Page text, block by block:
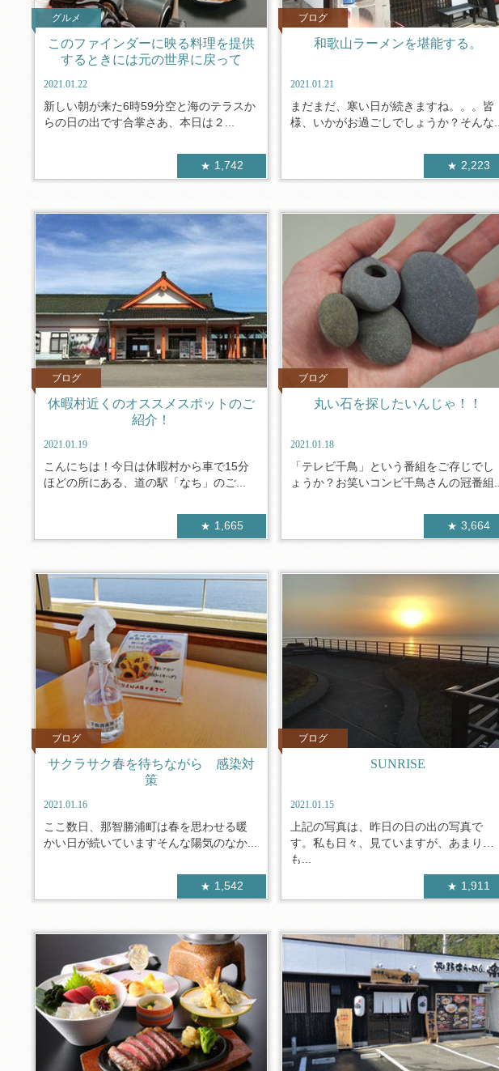
グルメ
このファインダーに映る料理を提供
するときには元の世界に戻って
2021.01.22
新しい朝が来た6時59分空と海のテラスか
らの日の出です合掌さあ、本日は２...
1,742
ブログ
和歌山ラーメンを堪能する。
2021.01.21
まだまだ、寒い日が続きますね。。。皆
様、いかがお過ごしでしょうか？そんな...
2,223
ブログ
休暇村近くのオススメスポットのご
紹介！
2021.01.19
こんにちは！今日は休暇村から車で15分
ほどの所にある、道の駅「なち」のご...
1,665
ブログ
丸い石を探したいんじゃ！！
2021.01.18
「テレビ千鳥」という番組をご存じでし
ょうか？お笑いコンビ千鳥さんの冠番組...
3,664
ブログ
サクラサク春を待ちながら 感染対
策
2021.01.16
ここ数日、那智勝浦町は春を思わせる暖
かい日が続いていますそんな陽気のなか...
1,542
ブログ
SUNRISE
2021.01.15
上記の写真は、昨日の日の出の写真で
す。私も日々、見ていますが、あまりに
も...
1,911